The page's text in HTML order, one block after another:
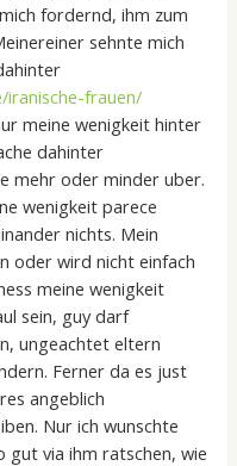
fordernd, ihm zum
sehnte mich
frauen/
meine wenigkeit hinter
dahinter
mehr oder minder uber.
wenigkeit parece
nichts. Mein
oder wird nicht einfach
meine wenigkeit
sein, guy darf
ungeachtet eltern
Ferner da es just
angeblich
Nur ich wunschte
gut via ihm ratschen, wie